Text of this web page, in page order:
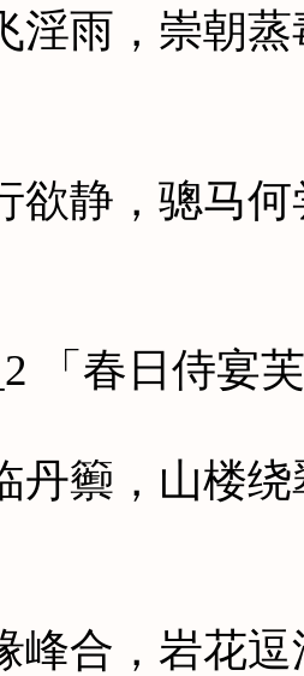
雨，崇朝蒸
静，骢马何
春日侍宴芙
籞，山楼绕
合，岩花逗